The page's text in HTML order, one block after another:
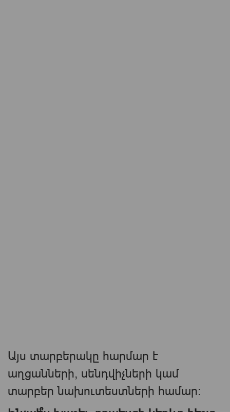
Այս տարբերակը հարմար է
աղցանների, սենդվիչների կամ
տարբեր նախուտեստների համար։